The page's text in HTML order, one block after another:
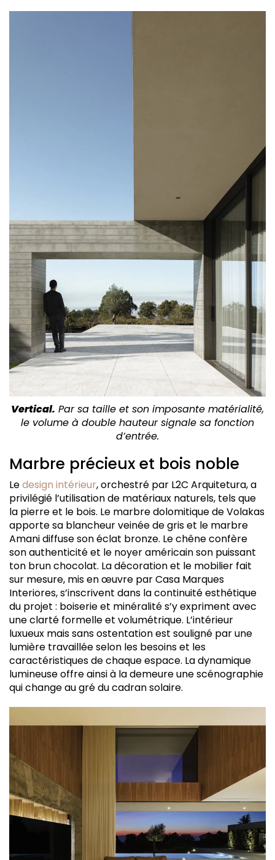
Vertical. Par sa taille et son imposante matérialité,
le volume à double hauteur signale sa fonction
d’entrée.
Marbre précieux et bois noble
Ledesign intérieur, orchestré par L2C Arquitetura, a
privilégié l’utilisation de matériaux naturels, tels que
la pierre et le bois. Le marbre dolomitique de Volakas
apporte sa blancheur veinée de gris et le marbre
Amani diffuse son éclat bronze. Le chêne confère
son authenticité et le noyer américain son puissant
ton brun chocolat. La décoration et le mobilier fait
sur mesure, mis en œuvre par Casa Marques
Interiores, s’inscrivent dans la continuité esthétique
du projet : boiserie et minéralité s’y expriment avec
une clarté formelle et volumétrique. L’intérieur
luxueux mais sans ostentation est souligné par une
lumière travaillée selon les besoins et les
caractéristiques de chaque espace. La dynamique
lumineuse offre ainsi à la demeure une scénographie
qui change au gré du cadran solaire.